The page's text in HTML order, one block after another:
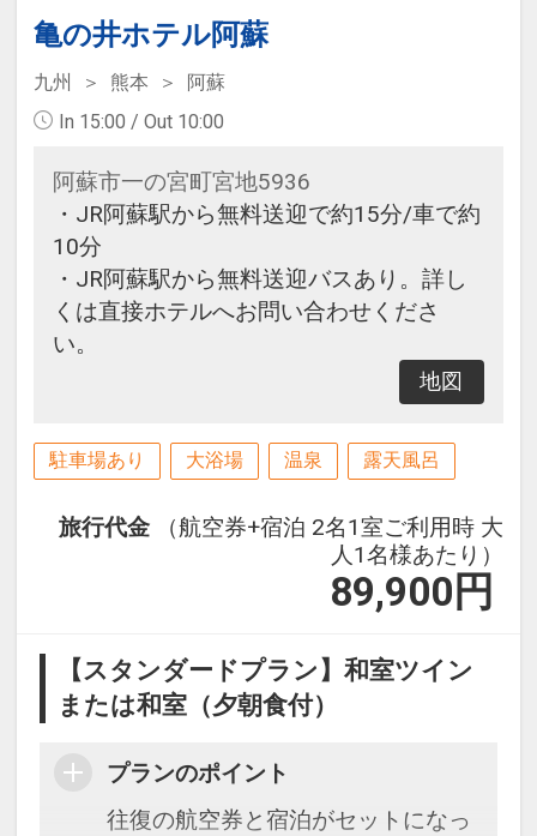
■大浴場のご案内
敷地内にある2か所の自然源泉を活
かした魅力の異なる3つの温泉（大
浴場・露天風呂）があります。
風呂や、日本庭園に囲まれた広々と
した大浴場が人気です。
05:30～09:00
添い寝幼児（4～6歳の未就学児）
は、現地にて施設使用料がかりま
す。お1人様1泊あたり2,200円（税
込）
4歳未満のお子様には施設使用料は
かかりません。
亀の井ホテル阿蘇
九州 熊本
阿蘇
In 15:00 / Out 10:00
阿蘇市一の宮町宮地5936
・JR阿蘇駅から無料送迎で約15分/車で約
10分
・JR阿蘇駅から無料送迎バスあり。詳し
くは直接ホテルへお問い合わせくださ
い。
地図
駐車場あり 大浴場 温泉 露天風呂
旅行代金
（航空券+宿泊 2名1室ご利用時 大
人1名様あたり）
89,900 円
【スタンダードプラン】和室ツイン
または和室（夕朝食付）
プランのポイント
往復の航空券と宿泊がセットになっ